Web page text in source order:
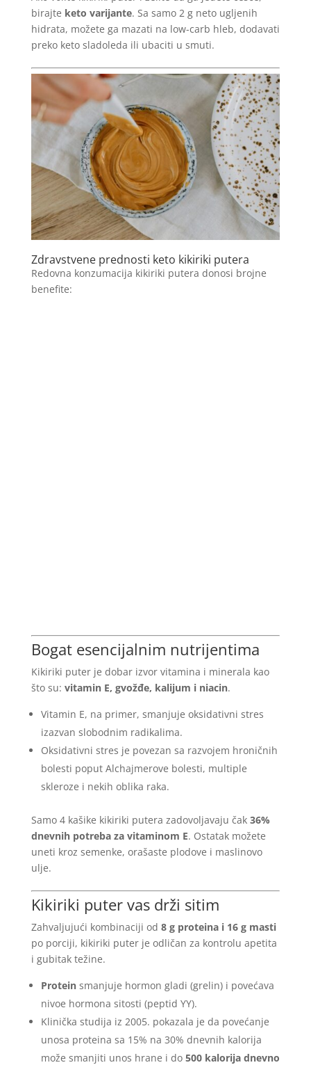
birajte keto varijante. Sa samo 2 g neto ugljenih
hidrata, možete ga mazati na low-carb hleb, dodavati
preko keto sladoleda ili ubaciti u smuti.
Zdravstvene prednosti keto kikiriki putera
Redovna konzumacija kikiriki putera donosi brojne
benefite:
Bogat esencijalnim nutrijentima
Kikiriki puter je dobar izvor vitamina i minerala kao
što su: vitamin E, gvožđe, kalijum i niacin.
Vitamin E, na primer, smanjuje oksidativni stres
izazvan slobodnim radikalima.
Oksidativni stres je povezan sa razvojem hroničnih
bolesti poput Alchajmerove bolesti, multiple
skleroze i nekih oblika raka.
Samo 4 kašike kikiriki putera zadovoljavaju čak 36%
dnevnih potreba za vitaminom E. Ostatak možete
uneti kroz semenke, orašaste plodove i maslinovo
ulje.
Kikiriki puter vas drži sitim
Zahvaljujući kombinaciji od 8 g proteina i 16 g masti
po porciji, kikiriki puter je odličan za kontrolu apetita
i gubitak težine.
Proteinsmanjuje hormon gladi (grelin) i povećava
nivoe hormona sitosti (peptid YY).
Klinička studija iz 2005. pokazala je da povećanje
unosa proteina sa 15% na 30% dnevnih kalorija
može smanjiti unos hrane i do 500 kalorija dnevno